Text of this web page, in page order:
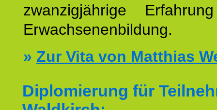
zwanzigjährige
Erwachsenenbildung.
» Zur Vita von Matthias
Diplomierung für